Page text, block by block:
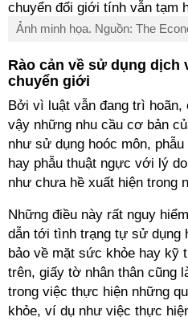
Ảnh minh họa. Nguồn: The
Rào cản về sử dụng
chuyển giới
Bởi vì luật vẫn đang trì
vậy những nhu cầu cơ bản
như sử dụng hoóc môn,
hay phẫu thuật ngực với lý
như chưa hề xuất hiện trong
Những điều này rất nguy
dẫn tới tình trạng tự sử dụng
bảo về mặt sức khỏe hay kỹ
trên, giấy tờ nhân thân cũng
trong việc thực hiện những
khỏe, ví dụ như việc thực